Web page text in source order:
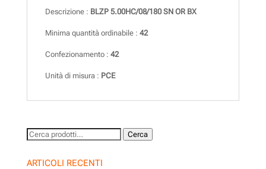
Descrizione : BLZP 5.00HC/08/180 SN OR BX
Minima quantità ordinabile : 42
Confezionamento : 42
Unità di misura : PCE
Cerca: Cerca
ARTICOLI RECENTI